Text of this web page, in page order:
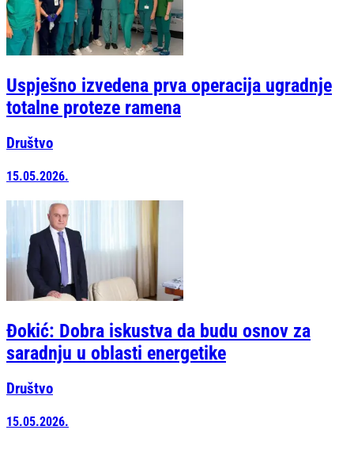
Uspješno izvedena prva operacija ugradnje
totalne proteze ramena
Društvo
15.05.2026.
Đokić: Dobra iskustva da budu osnov za
saradnju u oblasti energetike
Društvo
15.05.2026.